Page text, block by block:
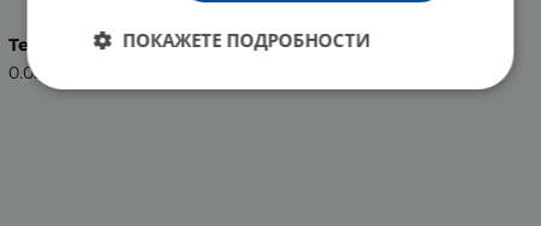
Тегло (кг.)
0.03
ПОКАЖЕТЕ ПОДРОБНОСТИ